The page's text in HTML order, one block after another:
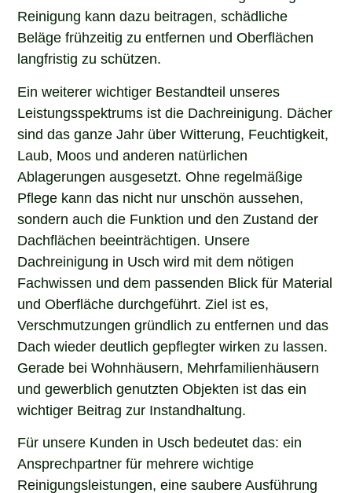
Reinigung kann dazu beitragen, schädliche
Beläge frühzeitig zu entfernen und Oberflächen
langfristig zu schützen.
Ein weiterer wichtiger Bestandteil unseres
Leistungsspektrums ist die Dachreinigung. Dächer
sind das ganze Jahr über Witterung, Feuchtigkeit,
Laub, Moos und anderen natürlichen
Ablagerungen ausgesetzt. Ohne regelmäßige
Pflege kann das nicht nur unschön aussehen,
sondern auch die Funktion und den Zustand der
Dachflächen beeinträchtigen. Unsere
Dachreinigung in Usch wird mit dem nötigen
Fachwissen und dem passenden Blick für Material
und Oberfläche durchgeführt. Ziel ist es,
Verschmutzungen gründlich zu entfernen und das
Dach wieder deutlich gepflegter wirken zu lassen.
Gerade bei Wohnhäusern, Mehrfamilienhäusern
und gewerblich genutzten Objekten ist das ein
wichtiger Beitrag zur Instandhaltung.
Für unsere Kunden in Usch bedeutet das: ein
Ansprechpartner für mehrere wichtige
Reinigungsleistungen, eine saubere Ausführung